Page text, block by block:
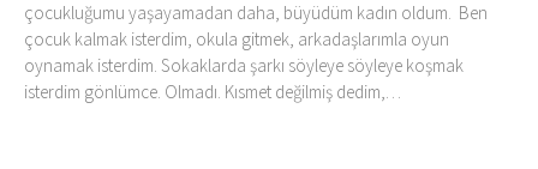
çocukluğumu yaşayamadan daha, büyüdüm kadın oldum. Ben
çocuk kalmak isterdim, okula gitmek, arkadaşlarımla oyun
oynamak isterdim. Sokaklarda şarkı söyleye söyleye koşmak
isterdim gönlümce. Olmadı. Kısmet değilmiş dedim,…